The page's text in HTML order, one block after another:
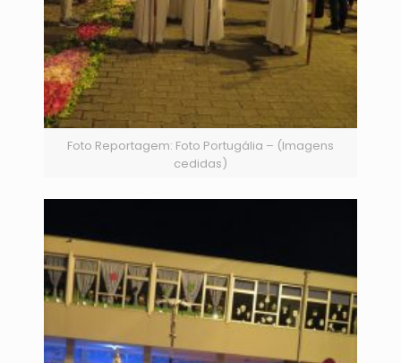
Foto Reportagem: Foto Portugália – (Imagens
cedidas)